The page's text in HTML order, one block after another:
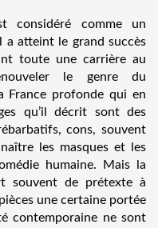
considéré comme un
a atteint le grand succès
toute une carrière au
le genre du
France profonde qui en
qu’il décrit sont des
cons, souvent
les masques et les
humaine. Mais la
souvent de prétexte à
une certaine portée
contemporaine ne sont